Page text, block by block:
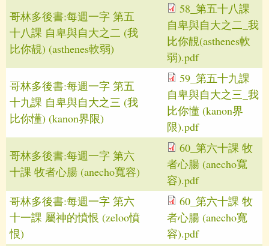
哥林多後書:每週一字 第五
十八課 自卑與自大之二 (我
比你靚) (asthenes軟弱)
58_第五十八課
自卑與自大之二_我
比你靚(asthenes軟
弱).pdf
哥林多後書:每週一字 第五
十九課 自卑與自大之三 (我
比你懂) (kanon界限)
59_第五十九課
自卑與自大之三_我
比你懂 (kanon界
限).pdf
哥林多後書:每週一字 第六
十課 牧者心腸 (anecho寬容)
60_第六十課 牧
者心腸 (anecho寬
容).pdf
哥林多後書:每週一字 第六
十一課 屬神的憤恨 (zeloo憤
恨)
60_第六十課 牧
者心腸 (anecho寬
容).pdf